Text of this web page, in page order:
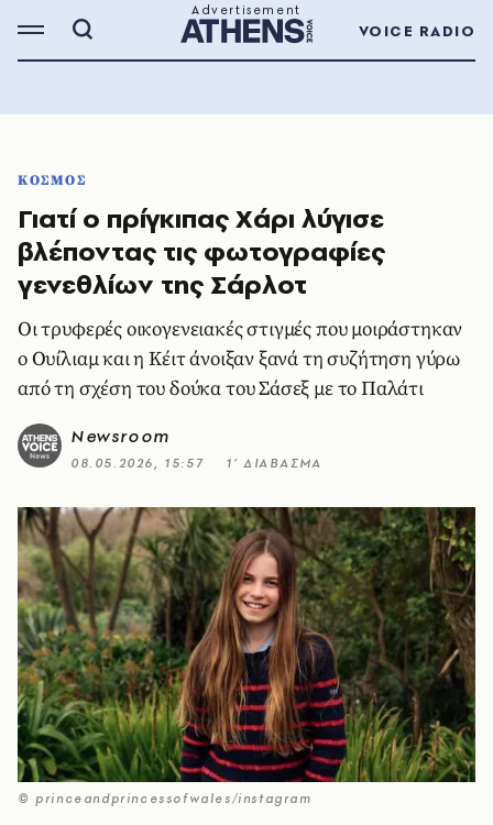
VOICE RADIO
ΚΟΣΜΟΣ
Γιατί ο πρίγκιπας Χάρι λύγισε
βλέποντας τις φωτογραφίες
γενεθλίων της Σάρλοτ
Οι τρυφερές οικογενειακές στιγμές που μοιράστηκαν
ο Ουίλιαμ και η Κέιτ άνοιξαν ξανά τη συζήτηση γύρω
από τη σχέση του δούκα του Σάσεξ με το Παλάτι
Newsroom
08.05.2026, 15:57 1’ ΔΙΑΒΑΣΜΑ
© princeandprincessofwales/instagram